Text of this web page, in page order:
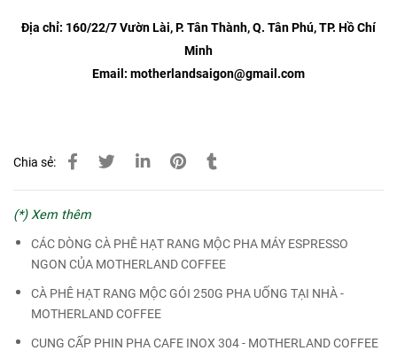
Địa chỉ: 160/22/7 Vườn Lài, P. Tân Thành, Q. Tân Phú, TP. Hồ Chí
Minh
Email: motherlandsaigon@gmail.com
Chia sẻ:
(*) Xem thêm
CÁC DÒNG CÀ PHÊ HẠT RANG MỘC PHA MÁY ESPRESSO
NGON CỦA MOTHERLAND COFFEE
CÀ PHÊ HẠT RANG MỘC GÓI 250G PHA UỐNG TẠI NHÀ -
MOTHERLAND COFFEE
CUNG CẤP PHIN PHA CAFE INOX 304 - MOTHERLAND COFFEE